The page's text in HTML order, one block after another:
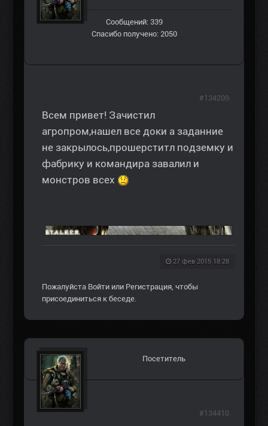
Сообщений: 339
Спасибо получено: 2050
Всем привет! Зачистил
агропром,нашел все доки а заданние
не закрылось,прошерститл подземку и
фабрику и командира завалил и
монстров всех
27 фев 2015 18:28
#134209
Пожалуйста Войти или Регистрация , чтобы
присоединиться к беседе.
Посетитель
#134410